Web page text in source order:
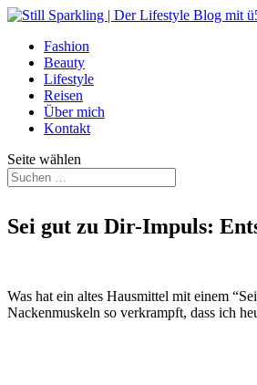
Fashion
Beauty
Lifestyle
Reisen
Über mich
Kontakt
Seite wählen
Sei gut zu Dir-Impuls:
Was hat ein altes Hausmittel mit einem
Nackenmuskeln so verkrampft, dass ich